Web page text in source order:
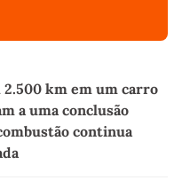
km em um carro
a uma conclusão
continua